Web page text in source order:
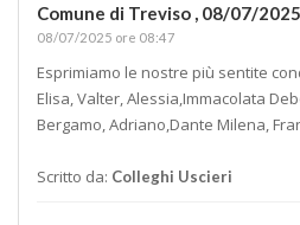
Comune di Treviso , 08/07/
08/07/2025 ore 08:47
Esprimiamo le nostre più sentite
Elisa, Valter, Alessia,Immacolata
Bergamo, Adriano,Dante Milena,
Scritto da: Colleghi Uscieri